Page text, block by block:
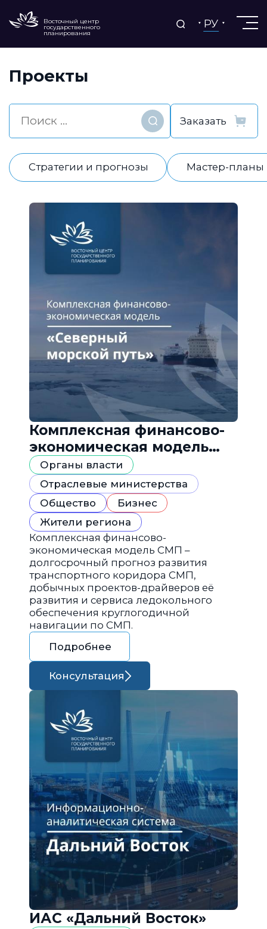
Восточный центр
государственного
планирования
РУ
Проекты
Найти
Стратегии и прогнозы Мастер-планы
Комплексная финансово-
экономическая модель
«Северный морской путь»
Органы власти
Отраслевые министерства
Общество
Бизнес
Жители региона
Комплексная финансово-
экономическая модель СМП –
долгосрочный прогноз развития
транспортного коридора СМП,
добычных проектов-драйверов её
развития и сервиса ледокольного
обеспечения круглогодичной
навигации по СМП.
Подробнее
Консультация
ИАС «Дальний Восток»